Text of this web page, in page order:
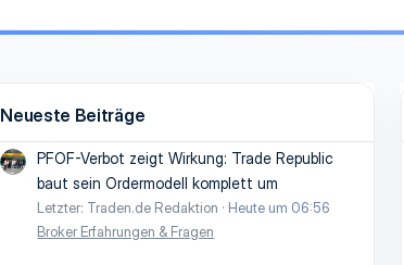
Neueste Beiträge
PFOF-Verbot zeigt Wirkung: Trade Republic
baut sein Ordermodell komplett um
Letzter: Traden.de Redaktion
Heute um 06:56
Broker Erfahrungen & Fragen